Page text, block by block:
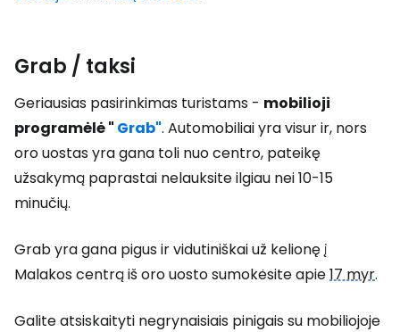
Grab / taksi
Geriausias pasirinkimas turistams - mobilioji
programėlė " Grab". Automobiliai yra visur ir, nors
oro uostas yra gana toli nuo centro, pateikę
užsakymą paprastai nelauksite ilgiau nei 10-15
minučių.
Grab yra gana pigus ir vidutiniškai už kelionę į
Malakos centrą iš oro uosto sumokėsite apie17 myr.
Galite atsiskaityti negrynaisiais pinigais su mobiliojoje